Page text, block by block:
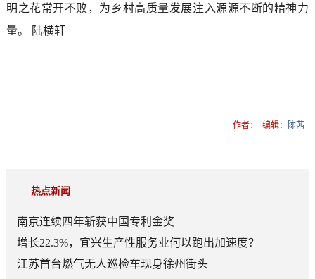
明之花常开不败，为乡村高质量发展注入源源不断的精神力
量。 陆横轩
作者： 编辑： 陈茜
热点新闻
南京连续四年斩获中国专利金奖
增长22.3%，宜兴生产性服务业何以跑出加速度？
江苏首台燃气无人巡检车现身徐州街头